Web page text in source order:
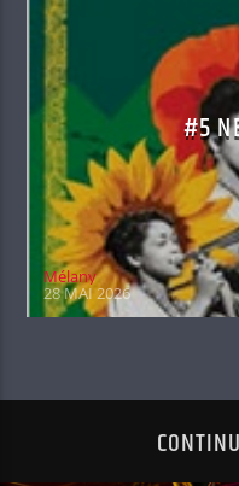
#5
Mélany
28 MAI 2026